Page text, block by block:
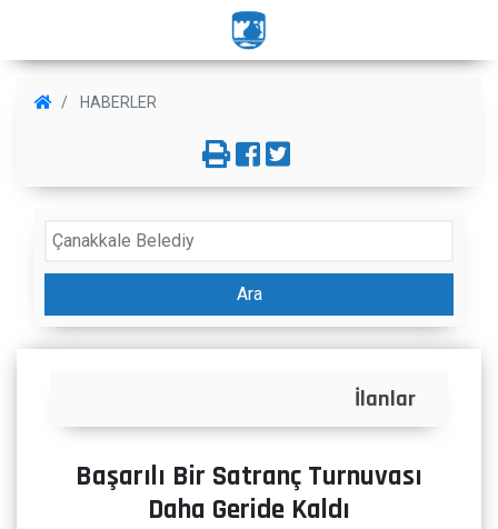
HABERLER
Ara
Başarılı Bir Satranç Turnuvası
Daha Geride Kaldı